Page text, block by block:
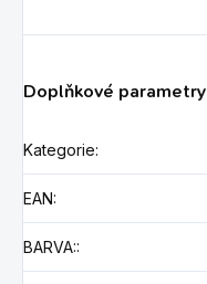
Doplňkové parametry
Kategorie:
EAN:
BARVA::